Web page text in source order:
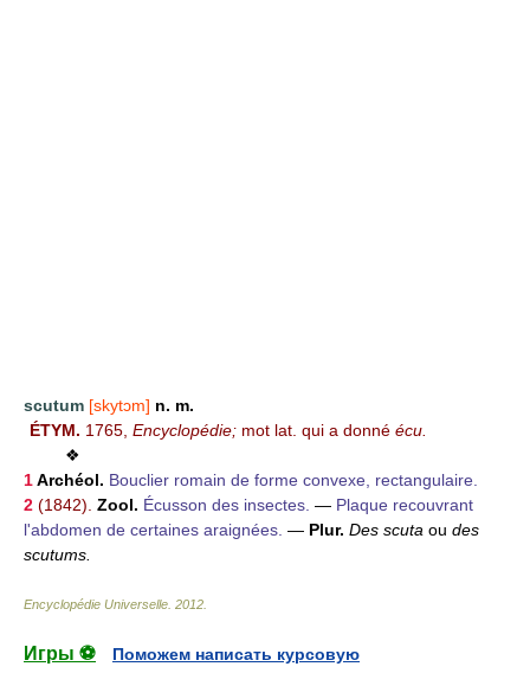
scutum [skytɔm] n. m.
ÉTYM. 1765, Encyclopédie; mot lat. qui a donné écu.
❖
1Archéol. Bouclier romain de forme convexe, rectangulaire.
2 (1842). Zool. Écusson des insectes. — Plaque recouvrant
l'abdomen de certaines araignées. — Plur. Des scuta ou des
scutums.
Encyclopédie Universelle 2012
Игры ⚽
Поможем написать курсовую